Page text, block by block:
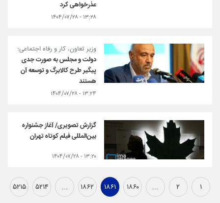
عذرخواهی کرد
۱۳:۲۸ - ۱۴۰۴/۰۷/۲۸
وزیر تعاون، کار و رفاه اجتماعی؛
دولت و مجلس به صورت جدی
پیگیر طرح کالابرگ و توسعه آن
هستند
۱۳:۲۴ - ۱۴۰۴/۰۷/۲۸
گزارش تصویری/ آغاز جشنواره
بین‌المللی فیلم کوتاه تهران
۱۳:۲۰ - ۱۴۰۴/۰۷/۲۸
۱ ۲ ... ۱۸۶۰ ۱۸۶۱ ۱۸۶۲ ... ۵۲۱۴ ۵۲۱۵